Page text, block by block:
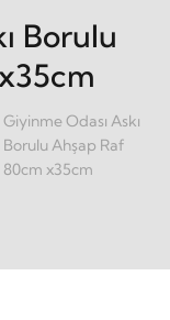
Borulu
Giyinme Odası Askı
Borulu Ahşap Raf
80cm x35cm